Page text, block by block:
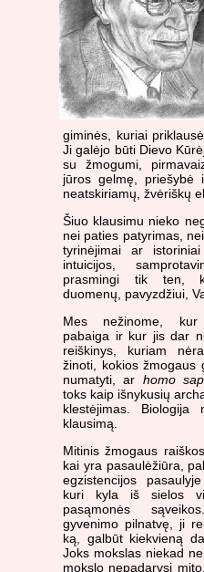
giminės, kuriai
Ji galėjo būti Dievo
su žmogumi,
jūros gelmę, priešybė
neatskiriamų, žvėriškų
Šiuo klausimu nieko
nei paties patyrimas,
tyrinėjimai ar
intuicijos,
prasmingi tik ten,
duomenų, pavyzdžiui,
Mes nežinome, kur
pabaiga ir kur jis dar
reiškinys, kuriam
žinoti, kokios žmogaus
numatyti, ar homo
toks kaip išnykusių
klestėjimas.
klausimą.
Mitinis žmogaus
kai yra pasaulėžiūra,
egzistencijos
kuri kyla iš sielos
pasąmonės
gyvenimo pilnatvę, ji
ką, galbūt kiekvieną
Joks mokslas niekad
mokslo nepadarysi